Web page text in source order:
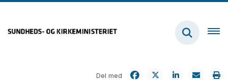
Del med